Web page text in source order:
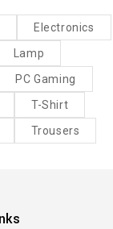
Electronics
Lamp
PC Gaming
T-Shirt
Trousers